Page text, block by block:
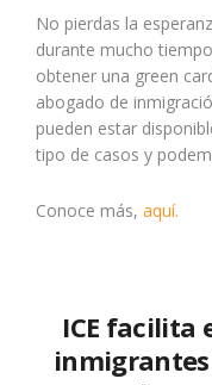
No pierdas la
durante mucho
obtener una green
abogado de
pueden estar
tipo de casos y
Conoce más, aquí.
ICE facilita